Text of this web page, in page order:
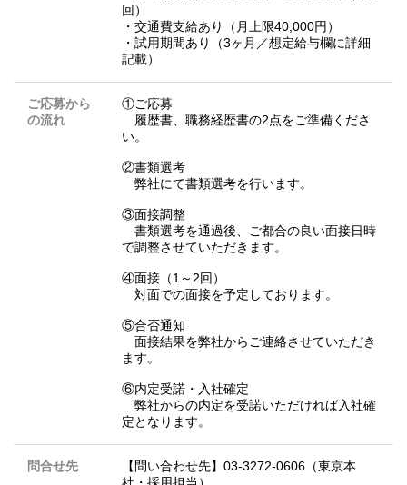
回）
・交通費支給あり（月上限40,000円）
・試用期間あり（3ヶ月／想定給与欄に詳細
記載）
ご応募から
の流れ
①ご応募
履歴書、職務経歴書の2点をご準備くださ
い。
②書類選考
弊社にて書類選考を行います。
③面接調整
書類選考を通過後、ご都合の良い面接日時
で調整させていただきます。
④面接（1～2回）
対面での面接を予定しております。
⑤合否通知
面接結果を弊社からご連絡させていただき
ます。
⑥内定受諾・入社確定
弊社からの内定を受諾いただければ入社確
定となります。
問合せ先
【問い合わせ先】03-3272-0606（東京本